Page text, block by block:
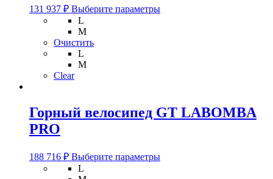
131 937 ₽ Выберите параметрыЭтот
странице
товара.
L
M
Очистить
L
M
Clear
Горный велосипед GT LABOMBA
PRO
188 716 ₽ Выберите параметрыЭтот
L